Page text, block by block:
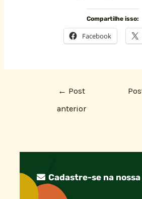
Compartilhe isso:
Facebook
← Post
anterior
Cadastre-se na